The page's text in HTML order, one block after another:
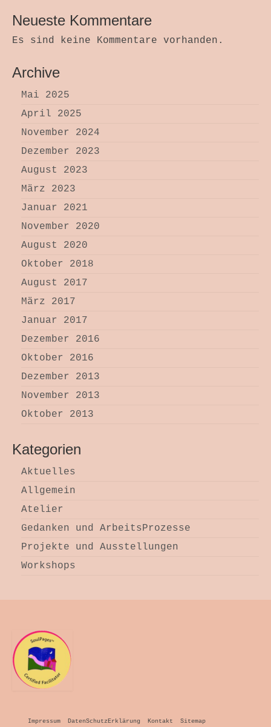
Neueste Kommentare
Es sind keine Kommentare vorhanden.
Archive
Mai 2025
April 2025
November 2024
Dezember 2023
August 2023
März 2023
Januar 2021
November 2020
August 2020
Oktober 2018
August 2017
März 2017
Januar 2017
Dezember 2016
Oktober 2016
Dezember 2013
November 2013
Oktober 2013
Kategorien
Aktuelles
Allgemein
Atelier
Gedanken und ArbeitsProzesse
Projekte und Ausstellungen
Workshops
Impressum DatenSchutzErklärung Kontakt Sitemap